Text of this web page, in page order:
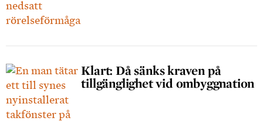
Klart: Då sänks kraven på
tillgänglighet vid ombyggnation